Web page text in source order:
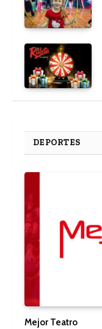
DEPORTES
Mejor Teatro